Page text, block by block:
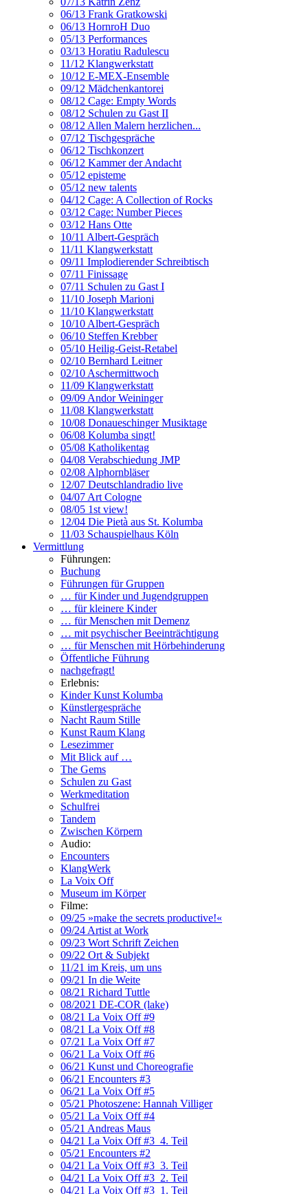
06/13 Frank Gratkowski
06/13 HornroH Duo
05/13 Performances
03/13 Horatiu Radulescu
11/12 Klangwerkstatt
10/12 E-MEX-Ensemble
09/12 Mädchenkantorei
08/12 Cage: Empty Words
08/12 Schulen zu Gast II
08/12 Allen Malern herzlichen...
07/12 Tischgespräche
06/12 Tischkonzert
06/12 Kammer der Andacht
05/12 episteme
05/12 new talents
04/12 Cage: A Collection of Rocks
03/12 Cage: Number Pieces
03/12 Hans Otte
10/11 Albert-Gespräch
11/11 Klangwerkstatt
09/11 Implodierender Schreibtisch
07/11 Finissage
07/11 Schulen zu Gast I
11/10 Joseph Marioni
11/10 Klangwerkstatt
10/10 Albert-Gespräch
06/10 Steffen Krebber
05/10 Heilig-Geist-Retabel
02/10 Bernhard Leitner
02/10 Aschermittwoch
11/09 Klangwerkstatt
09/09 Andor Weininger
11/08 Klangwerkstatt
10/08 Donaueschinger Musiktage
06/08 Kolumba singt!
05/08 Katholikentag
04/08 Verabschiedung JMP
02/08 Alphornbläser
12/07 Deutschlandradio live
04/07 Art Cologne
08/05 1st view!
12/04 Die Pietà aus St. Kolumba
11/03 Schauspielhaus Köln
Vermittlung
Führungen:
Buchung
Führungen für Gruppen
… für Kinder und Jugendgruppen
… für kleinere Kinder
… für Menschen mit Demenz
… mit psychischer Beeinträchtigung
… für Menschen mit Hörbehinderung
Öffentliche Führung
nachgefragt!
Erlebnis:
Kinder Kunst Kolumba
Künstlergespräche
Nacht Raum Stille
Kunst Raum Klang
Lesezimmer
Mit Blick auf …
The Gems
Schulen zu Gast
Werkmeditation
Schulfrei
Tandem
Zwischen Körpern
Audio:
Encounters
KlangWerk
La Voix Off
Museum im Körper
Filme:
09/25 »make the secrets productive!«
09/24 Artist at Work
09/23 Wort Schrift Zeichen
09/22 Ort & Subjekt
11/21 im Kreis, um uns
09/21 In die Weite
08/21 Richard Tuttle
08/2021 DE-COR (lake)
08/21 La Voix Off #9
08/21 La Voix Off #8
07/21 La Voix Off #7
06/21 La Voix Off #6
06/21 Kunst und Choreografie
06/21 Encounters #3
06/21 La Voix Off #5
05/21 Photoszene: Hannah Villiger
05/21 La Voix Off #4
05/21 Andreas Maus
04/21 La Voix Off #3_4. Teil
05/21 Encounters #2
04/21 La Voix Off #3_3. Teil
04/21 La Voix Off #3_2. Teil
04/21 La Voix Off #3_1. Teil